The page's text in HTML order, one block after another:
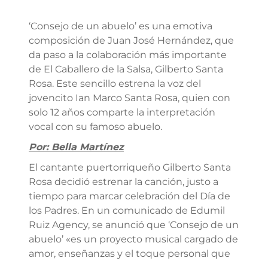
‘Consejo de un abuelo’ es una emotiva
composición de Juan José Hernández, que
da paso a la colaboración más importante
de El Caballero de la Salsa, Gilberto Santa
Rosa. Este sencillo estrena la voz del
jovencito Ian Marco Santa Rosa, quien con
solo 12 años comparte la interpretación
vocal con su famoso abuelo.
Por: Bella Martínez
El cantante puertorriqueño Gilberto Santa
Rosa decidió estrenar la canción, justo a
tiempo para marcar celebración del Día de
los Padres. En un comunicado de Edumil
Ruiz Agency, se anunció que ‘Consejo de un
abuelo’ «es un proyecto musical cargado de
amor, enseñanzas y el toque personal que